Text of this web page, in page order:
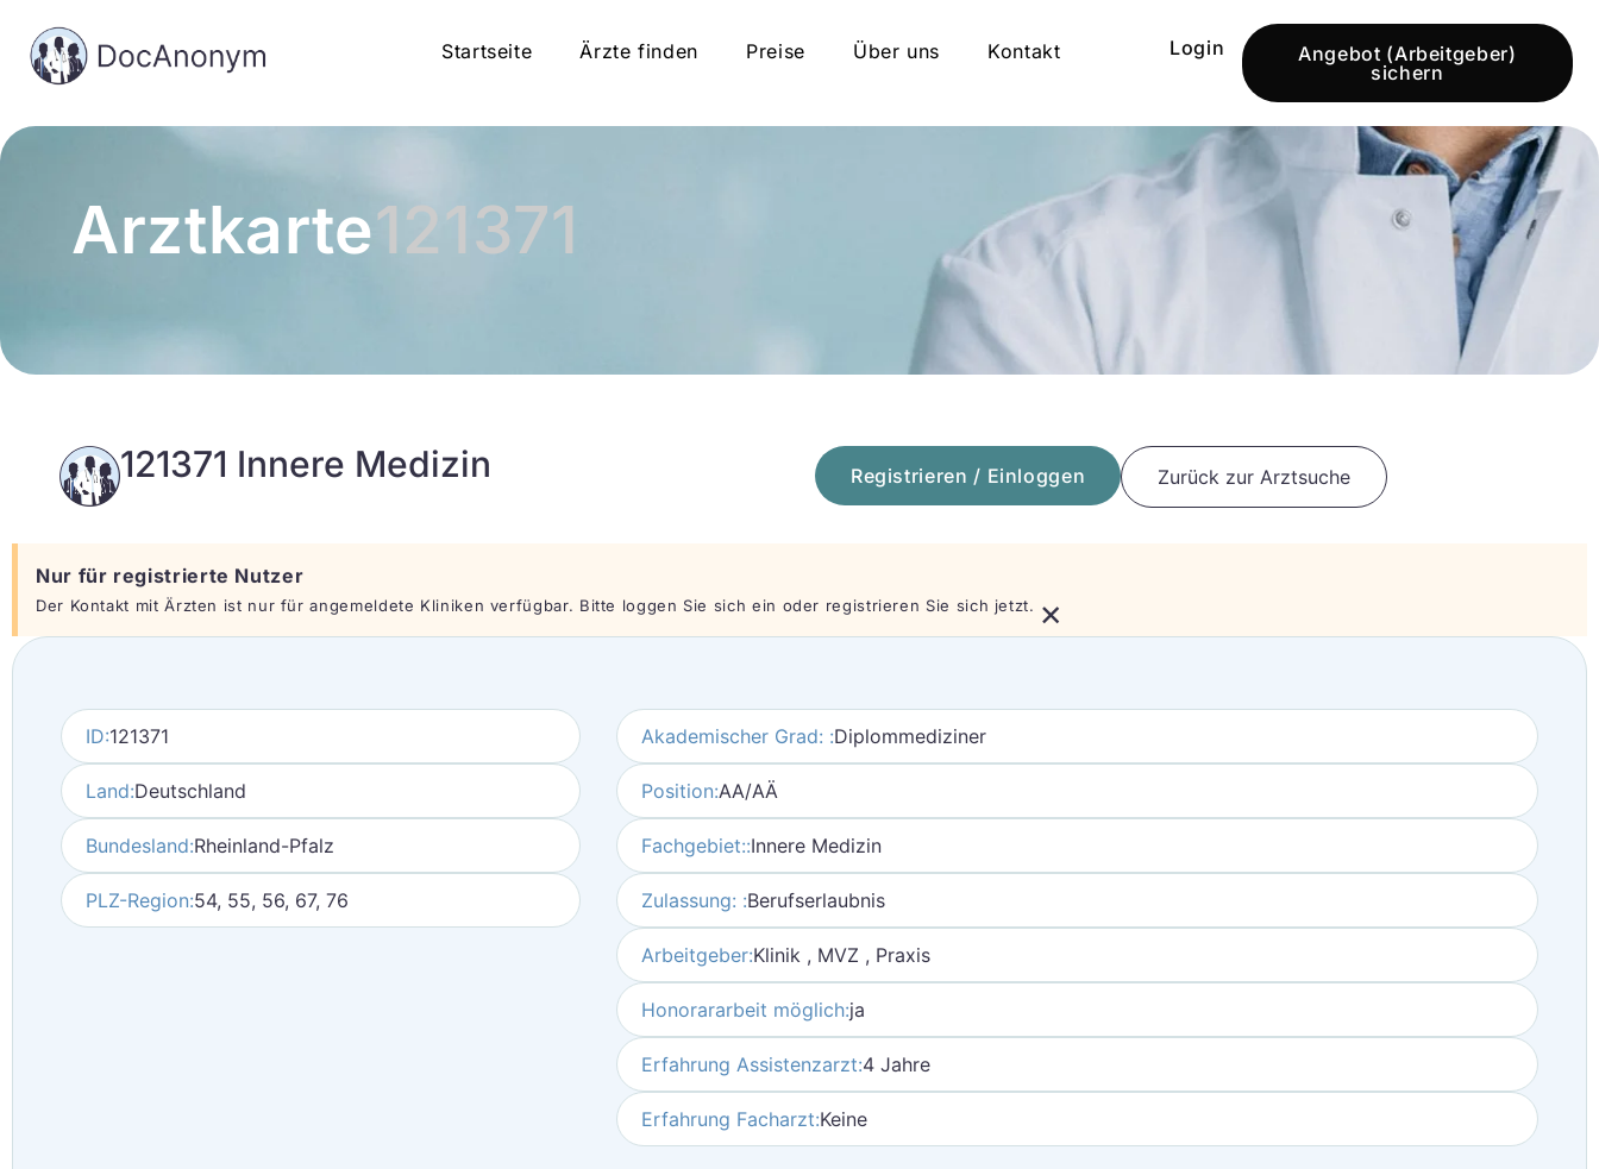
Startseite Ärzte finden Preise Über uns Kontakt Login
Angebot (Arbeitgeber)
sichern
Arztkarte121371
121371 Innere Medizin Registrieren / Einloggen Zurück zur Arztsuche
Nur für registrierte Nutzer
Der Kontakt mit Ärzten ist nur für angemeldete Kliniken verfügbar. Bitte loggen Sie sich ein oder registrieren Sie sich jetzt. ×
ID:121371
Land:Deutschland
Bundesland:Rheinland-Pfalz
PLZ-Region:54, 55, 56, 67, 76
Akademischer Grad: :Diplommediziner
Position:AA/AÄ
Fachgebiet::Innere Medizin
Zulassung: :Berufserlaubnis
Arbeitgeber:Klinik , MVZ , Praxis
Honorararbeit möglich:ja
Erfahrung Assistenzarzt:4 Jahre
Erfahrung Facharzt:Keine